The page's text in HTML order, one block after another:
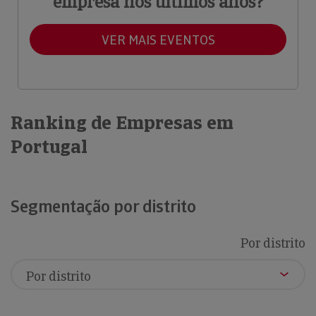
VER MAIS EVENTOS
Ranking de Empresas em
Portugal
Segmentação por distrito
Por distrito